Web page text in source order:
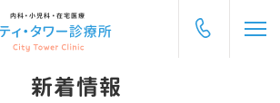
内科・小児科・在宅医療
新着情報